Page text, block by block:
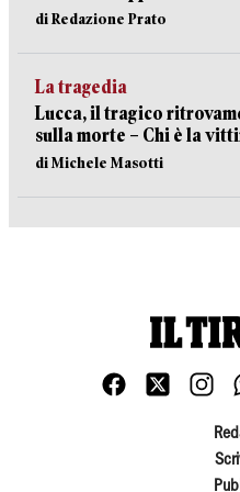
di Redazione Prato
La tragedia
Lucca, il tragico
sulla morte – Chi è la
di Michele Masotti